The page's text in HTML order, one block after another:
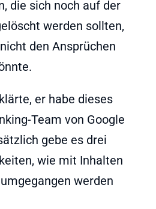
die sich noch auf der
werden sollten,
den Ansprüchen
er habe dieses
Team von Google
gebe es drei
wie mit Inhalten
werden